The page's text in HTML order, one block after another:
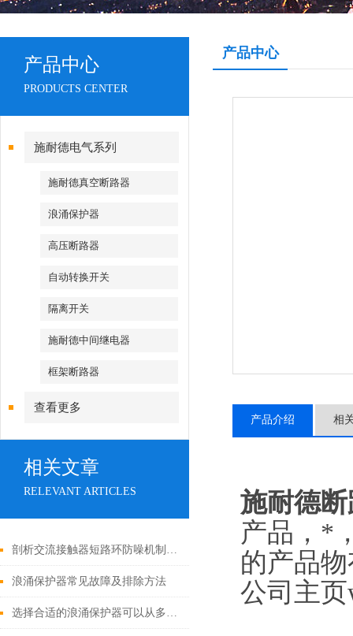
产品中心
PRODUCTS CENTER
施耐德电气系列
施耐德真空断路器
浪涌保护器
高压断路器
自动转换开关
隔离开关
施耐德中间继电器
框架断路器
查看更多
相关文章
RELEVANT ARTICLES
剖析交流接触器短路环防噪机制与电气安全操作红线
浪涌保护器常见故障及排除方法
选择合适的浪涌保护器可以从多个角度探讨
产品中心
产品介绍 相
施耐德断
产品，*
的产品
公司主